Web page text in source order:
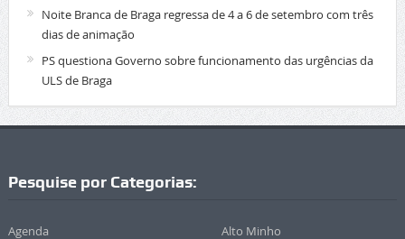
Noite Branca de Braga regressa de 4 a 6 de setembro com três
dias de animação
PS questiona Governo sobre funcionamento das urgências da
ULS de Braga
Pesquise por Categorias:
Agenda Alto Minho